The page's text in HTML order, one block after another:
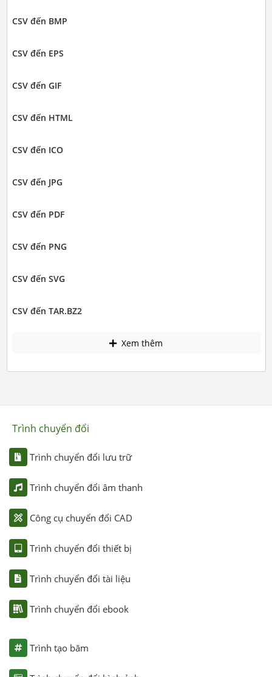
CSV đến BMP
CSV đến EPS
CSV đến GIF
CSV đến HTML
CSV đến ICO
CSV đến JPG
CSV đến PDF
CSV đến PNG
CSV đến SVG
CSV đến TAR.BZ2
Xem thêm
Trình chuyển đổi
Trình chuyển đổi lưu trữ
Trình chuyển đổi âm thanh
Công cụ chuyển đổi CAD
Trình chuyển đổi thiết bị
Trình chuyển đổi tài liệu
Trình chuyển đổi ebook
Trình tạo băm